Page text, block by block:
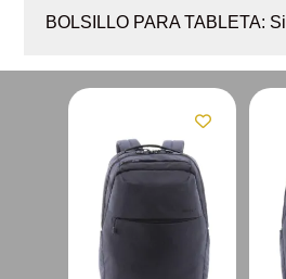
BOLSILLO PARA TABLETA: Si